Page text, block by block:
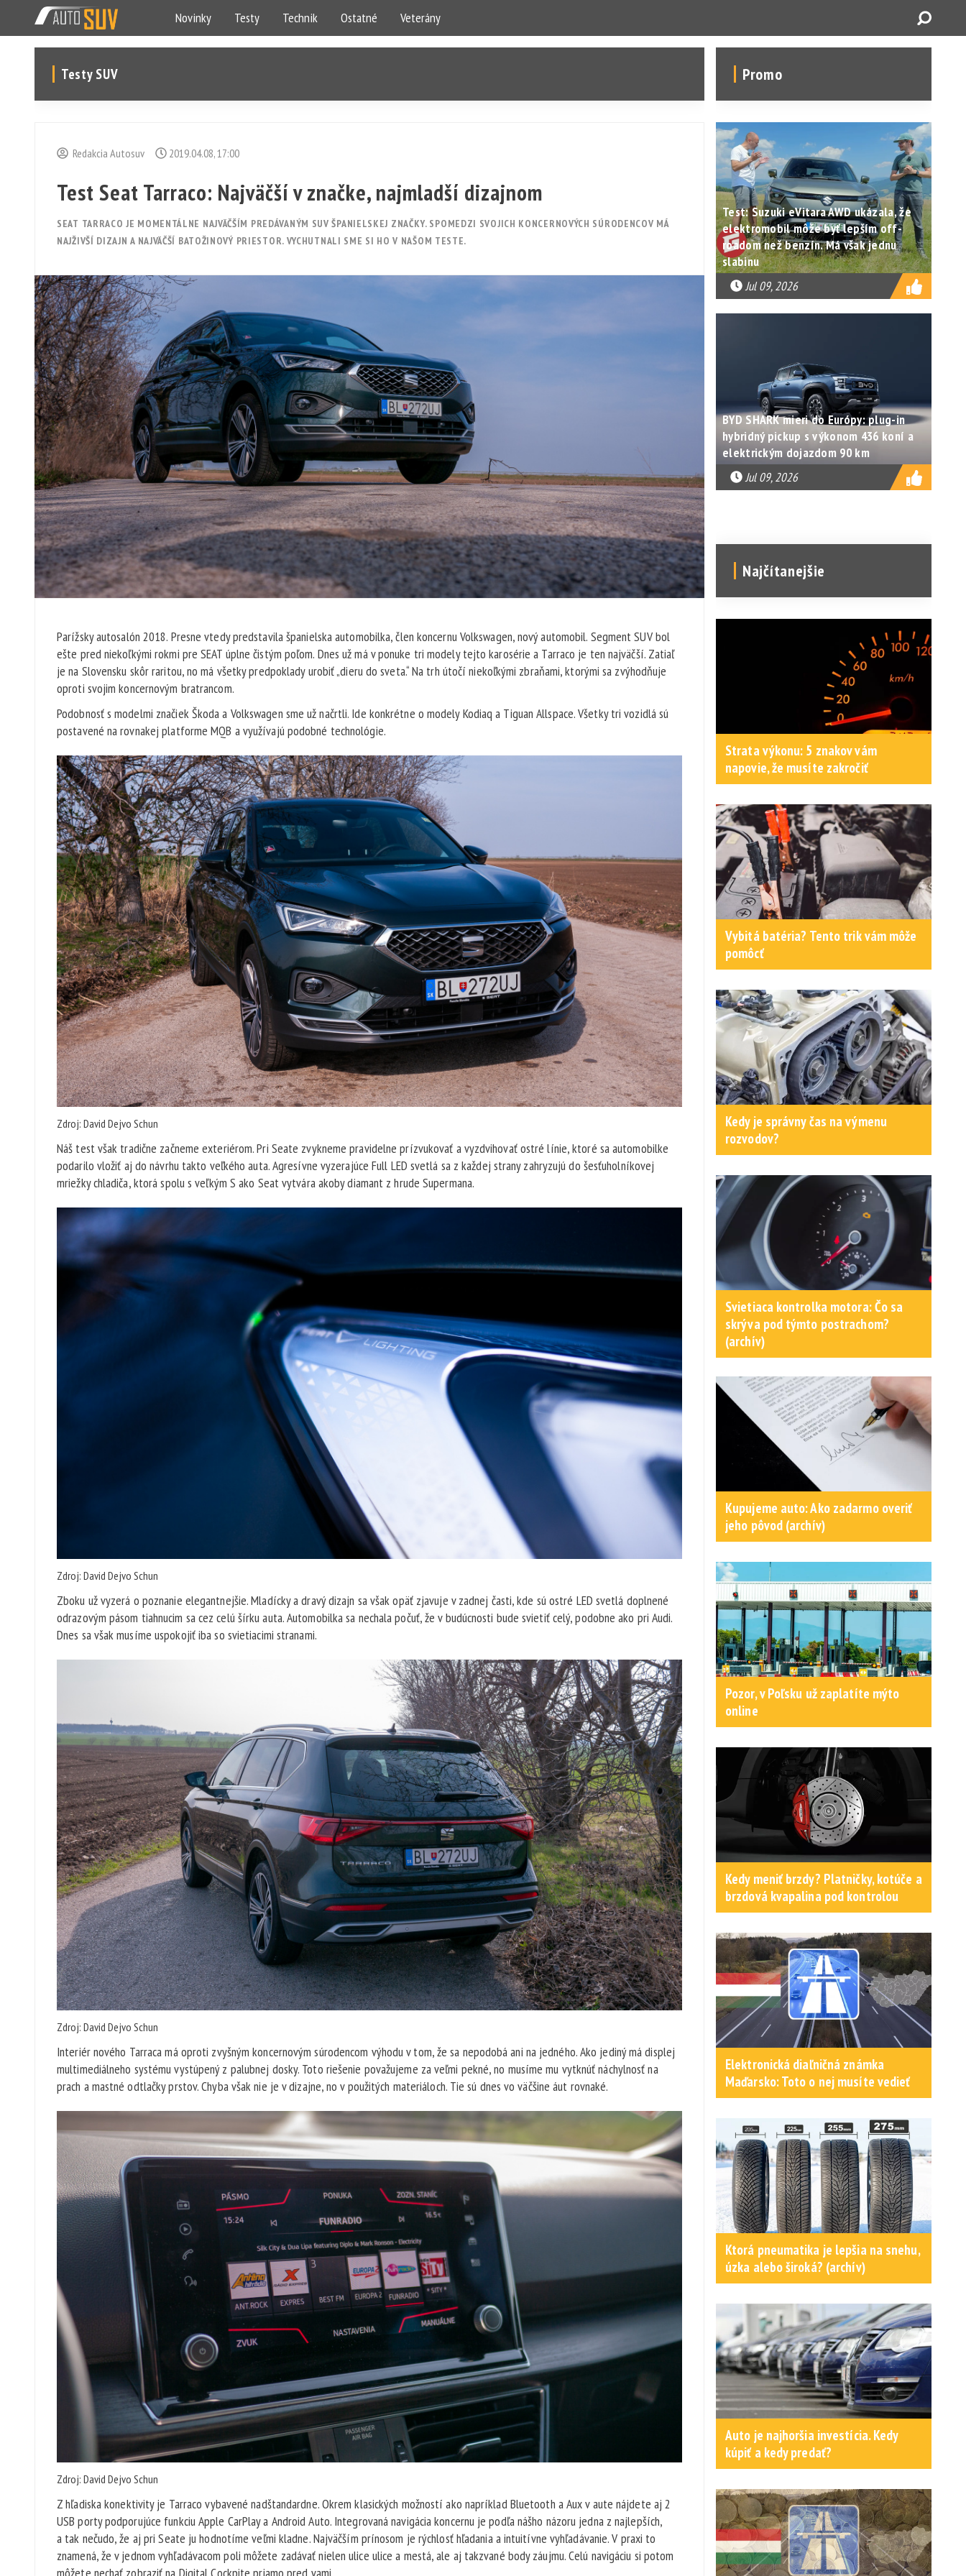
Novinky Testy Technik Ostatné Veterány
Testy SUV
Redakcia Autosuv 2019.04.08, 17:00
Test Seat Tarraco: Najväčší v značke, najmladší dizajnom
SEAT TARRACO JE MOMENTÁLNE NAJVÄČŠÍM PREDÁVANÝM SUV ŠPANIELSKEJ ZNAČKY. SPOMEDZI SVOJICH KONCERNOVÝCH SÚRODENCOV MÁ
NAJŽIVŠÍ DIZAJN A NAJVÄČŠÍ BATOŽINOVÝ PRIESTOR. VYCHUTNALI SME SI HO V NAŠOM TESTE.
Parížsky autosalón 2018. Presne vtedy predstavila španielska automobilka, člen koncernu Volkswagen, nový automobil. Segment SUV bol
ešte pred niekoľkými rokmi pre SEAT úplne čistým poľom. Dnes už má v ponuke tri modely tejto karosérie a Tarraco je ten najväčší. Zatiaľ
je na Slovensku skôr raritou, no má všetky predpoklady urobiť „dieru do sveta.“ Na trh útočí niekoľkými zbraňami, ktorými sa zvýhodňuje
oproti svojim koncernovým bratrancom.
Podobnosť s modelmi značiek Škoda a Volkswagen sme už načrtli. Ide konkrétne o modely Kodiaq a Tiguan Allspace. Všetky tri vozidlá sú
postavené na rovnakej platforme MQB a využívajú podobné technológie.
Zdroj: David Dejvo Schun
Náš test však tradične začneme exteriérom. Pri Seate zvykneme pravidelne prízvukovať a vyzdvihovať ostré línie, ktoré sa automobilke
podarilo vložiť aj do návrhu takto veľkého auta. Agresívne vyzerajúce Full LED svetlá sa z každej strany zahryzujú do šesťuholníkovej
mriežky chladiča, ktorá spolu s veľkým S ako Seat vytvára akoby diamant z hrude Supermana.
Zdroj: David Dejvo Schun
Zboku už vyzerá o poznanie elegantnejšie. Mladícky a dravý dizajn sa však opäť zjavuje v zadnej časti, kde sú ostré LED svetlá doplnené
odrazovým pásom tiahnucim sa cez celú šírku auta. Automobilka sa nechala počuť, že v budúcnosti bude svietiť celý, podobne ako pri Audi.
Dnes sa však musíme uspokojiť iba so svietiacimi stranami.
Zdroj: David Dejvo Schun
Interiér nového Tarraca má oproti zvyšným koncernovým súrodencom výhodu v tom, že sa nepodobá ani na jedného. Ako jediný má displej
multimediálneho systému vystúpený z palubnej dosky. Toto riešenie považujeme za veľmi pekné, no musíme mu vytknúť náchylnosť na
prach a mastné odtlačky prstov. Chyba však nie je v dizajne, no v použitých materiáloch. Tie sú dnes vo väčšine áut rovnaké.
Zdroj: David Dejvo Schun
Z hľadiska konektivity je Tarraco vybavené nadštandardne. Okrem klasických možností ako napríklad Bluetooth a Aux v aute nájdete aj 2
USB porty podporujúce funkciu Apple CarPlay a Android Auto. Integrovaná navigácia koncernu je podľa nášho názoru jedna z najlepších,
a tak nečudo, že aj pri Seate ju hodnotíme veľmi kladne. Najväčším prínosom je rýchlosť hľadania a intuitívne vyhľadávanie. V praxi to
znamená, že v jednom vyhľadávacom poli môžete zadávať nielen ulice ulice a mestá, ale aj takzvané body záujmu. Celú navigáciu si potom
Promo
Test: Suzuki eVitara AWD ukázala, že
elektromobil môže byť lepším off-
roadom než benzín. Má však jednu
slabinu
Jul 09, 2026
BYD SHARK mieri do Európy: plug-in
hybridný pickup s výkonom 436 koní a
elektrickým dojazdom 90 km
Jul 09, 2026
Najčítanejšie
Strata výkonu: 5 znakov vám
napovie, že musíte zakročiť
Vybitá batéria? Tento trik vám môže
pomôcť
Kedy je správny čas na výmenu
rozvodov?
Svietiaca kontrolka motora: Čo sa
skrýva pod týmto postrachom?
(archív)
Kupujeme auto: Ako zadarmo overiť
jeho pôvod (archív)
Pozor, v Poľsku už zaplatíte mýto
online
Kedy meniť brzdy? Platničky, kotúče a
brzdová kvapalina pod kontrolou
Elektronická diaľničná známka
Maďarsko: Toto o nej musíte vedieť
Ktorá pneumatika je lepšia na snehu,
úzka alebo široká? (archív)
Auto je najhoršia investícia. Kedy
kúpiť a kedy predať?